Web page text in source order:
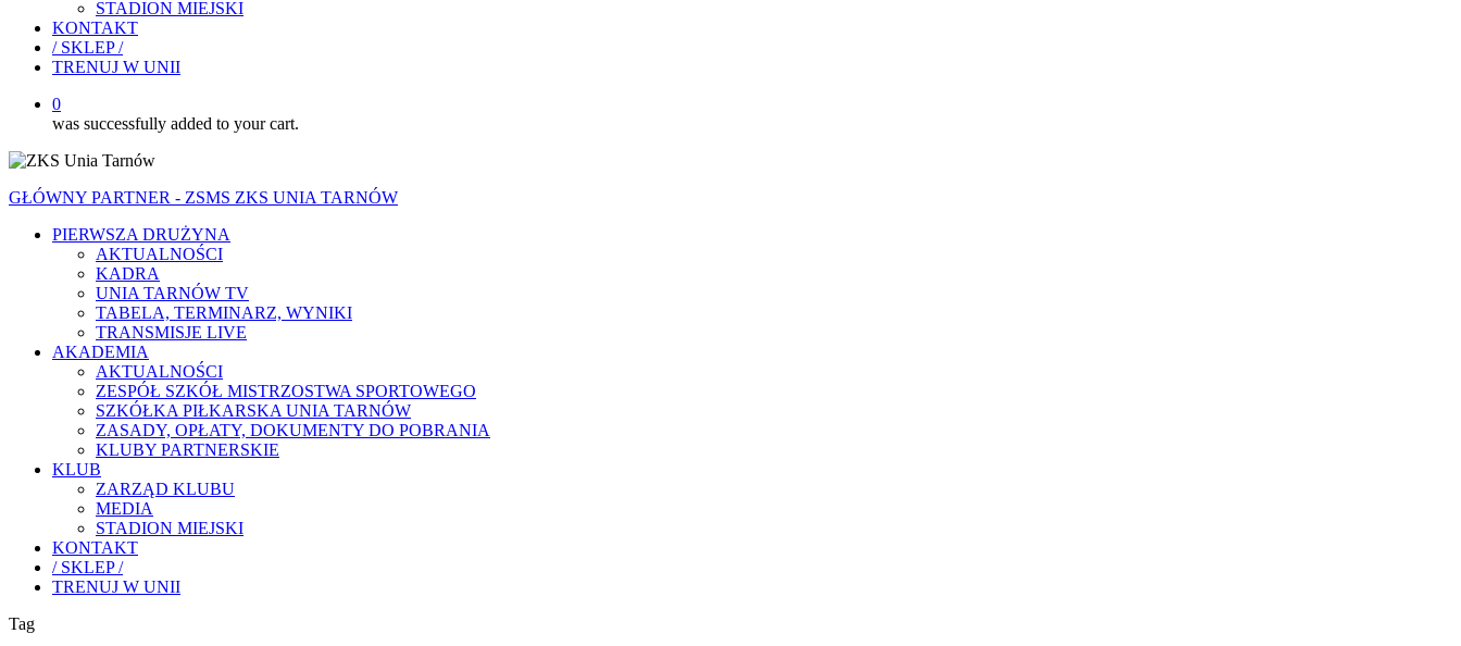
STADION MIEJSKI
KONTAKT
/ SKLEP /
TRENUJ W UNII
0
was successfully added to your cart.
GŁÓWNY PARTNER - ZSMS ZKS UNIA TARNÓW
PIERWSZA DRUŻYNA
AKTUALNOŚCI
KADRA
UNIA TARNÓW TV
TABELA, TERMINARZ, WYNIKI
TRANSMISJE LIVE
AKADEMIA
AKTUALNOŚCI
ZESPÓŁ SZKÓŁ MISTRZOSTWA SPORTOWEGO
SZKÓŁKA PIŁKARSKA UNIA TARNÓW
ZASADY, OPŁATY, DOKUMENTY DO POBRANIA
KLUBY PARTNERSKIE
KLUB
ZARZĄD KLUBU
MEDIA
STADION MIEJSKI
KONTAKT
/ SKLEP /
TRENUJ W UNII
Tag